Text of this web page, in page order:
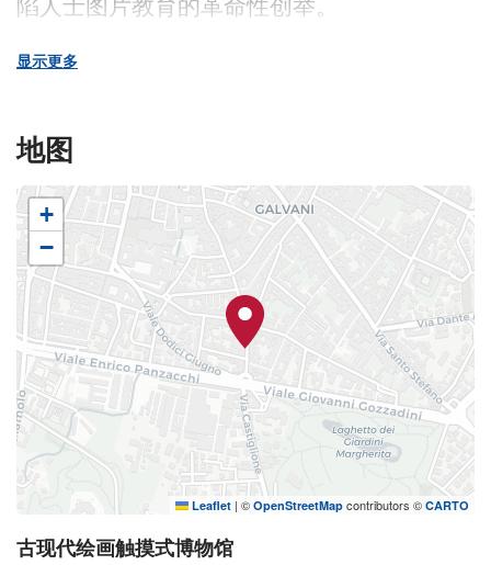
制品还收藏了容易辨认的模型浮雕，这些浮
术风格、时代艺术的特点和风格的过渡。 这
个首座为盲人和视力缺陷人士成立的触摸式
美术馆，被认为是模型艺术品和助视觉图案
理解的雕塑收藏馆，旨在通过对比作品、起
源讲述艺术史。
资料来源：http://www.cavazza.it
显示更多
地图
+
−
Leaflet | © OpenStreetMap contributors © CARTO
古现代绘画触摸式博物馆